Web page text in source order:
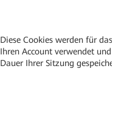
Diese Cookies werden für das
Ihren Account verwendet und
Dauer Ihrer Sitzung gespeichert.